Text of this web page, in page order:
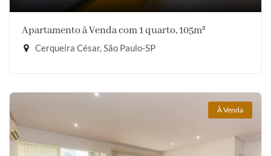
Apartamento à Venda com 1 quarto, 105m²
Cerqueira César, São Paulo-SP
À Venda